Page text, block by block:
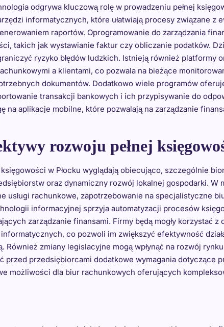
odgrywa kluczową rolę w prowadzeniu pełnej
informatycznych, które ułatwiają procesy związane z
raportów. Oprogramowanie do zarządzania
takich jak wystawianie faktur czy obliczanie podatków.
ryzyko błędów ludzkich. Istnieją również platformy
a klientami, co pozwala na bieżące
dokumentów. Dodatkowo wiele programów
transakcji bankowych i ich przypisywanie do
na aplikacje mobilne, które pozwalają na zarządzanie
rozwoju pełnej
w Płocku wyglądają obiecująco, szczególnie
oraz dynamiczny rozwój lokalnej gospodarki. W
usługi rachunkowe, zapotrzebowanie na specjalistyczne
informacyjnej sprzyja automatyzacji procesów
zarządzanie finansami. Firmy będą mogły korzystać z
co pozwoli im zwiększyć efektywność
Również zmiany legislacyjne mogą wpłynąć na rozwój
przed przedsiębiorcami dodatkowe wymagania dotyczące
możliwości dla biur rachunkowych oferujących